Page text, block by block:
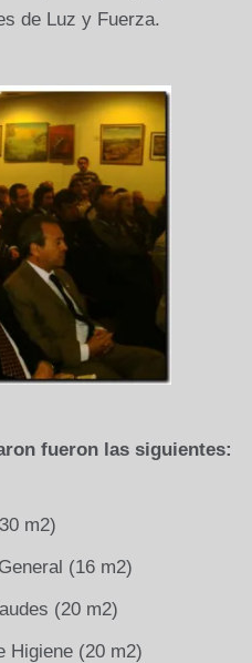
de Luz y Fuerza.
fueron las siguientes:
m2)
(16 m2)
(20 m2)
Higiene (20 m2)